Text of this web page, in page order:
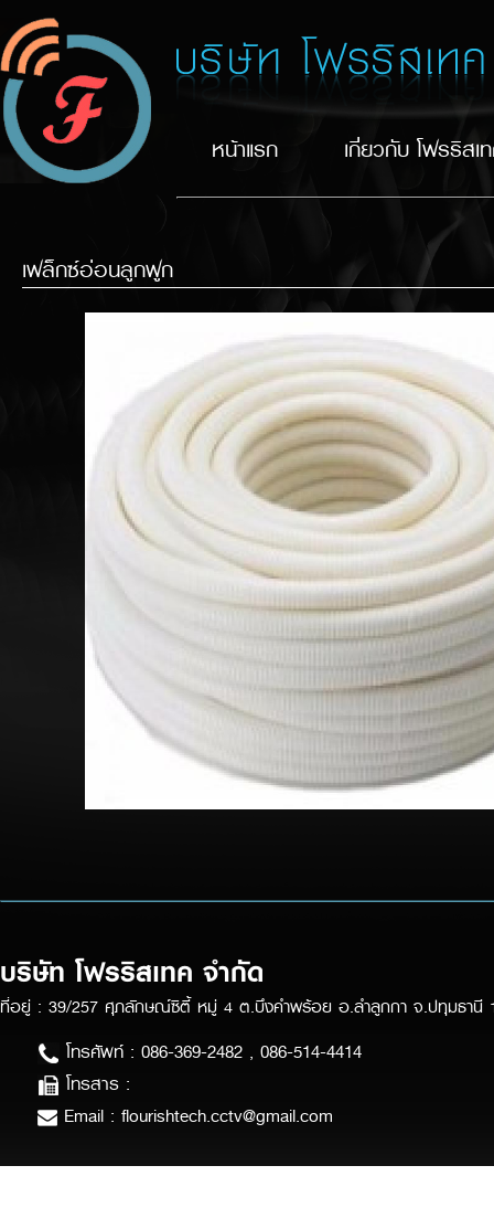
หน้าแรก เกี่ยวกับ โฟรริสเ
เฟล็กซ์อ่อนลูกฟูก
บริษัท โฟรริสเทค จำกัด
ที่อยู่ : 39/257 ศุภลักษณ์ซิตี้ หมู่ 4 ต.บึงคำพร้อย อ.ลำลูกกา จ.ปทุมธานี
โทรศัพท์ : 086-369-2482 , 086-514-4414
โทรสาร :
Email : flourishtech.cctv@gmail.com